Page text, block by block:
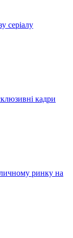
серіалу
кадри
ринку на